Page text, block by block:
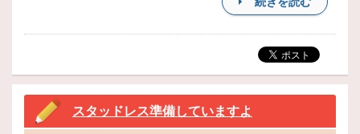
スタッドレス準備していますよ